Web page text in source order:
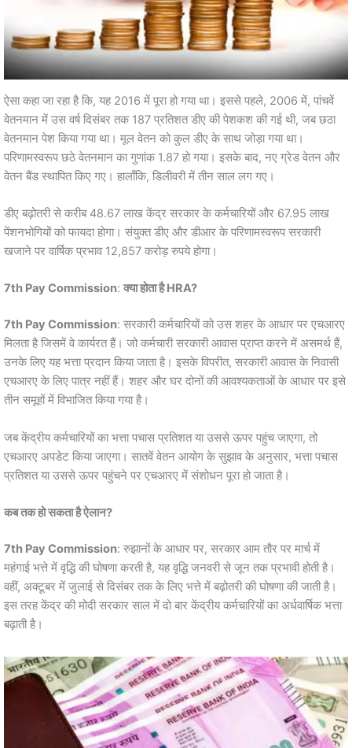
ऐसा कहा जा रहा है कि, यह 2016 में पूरा हो गया था। इससे पहले, 2006 में, पांचवें
वेतनमान में उस वर्ष दिसंबर तक 187 प्रतिशत डीए की पेशकश की गई थी, जब छठा
वेतनमान पेश किया गया था। मूल वेतन को कुल डीए के साथ जोड़ा गया था।
परिणामस्वरूप छठे वेतनमान का गुणांक 1.87 हो गया। इसके बाद, नए ग्रेड वेतन और
वेतन बैंड स्थापित किए गए। हालाँकि, डिलीवरी में तीन साल लग गए।
डीए बढ़ोतरी से करीब 48.67 लाख केंद्र सरकार के कर्मचारियों और 67.95 लाख
पेंशनभोगियों को फायदा होगा। संयुक्त डीए और डीआर के परिणामस्वरूप सरकारी
खजाने पर वार्षिक प्रभाव 12,857 करोड़ रुपये होगा।
7th Pay Commission: क्या होता है HRA?
7th Pay Commission: सरकारी कर्मचारियों को उस शहर के आधार पर एचआरए
मिलता है जिसमें वे कार्यरत हैं। जो कर्मचारी सरकारी आवास प्राप्त करने में असमर्थ हैं,
उनके लिए यह भत्ता प्रदान किया जाता है। इसके विपरीत, सरकारी आवास के निवासी
एचआरए के लिए पात्र नहीं हैं। शहर और घर दोनों की आवश्यकताओं के आधार पर इसे
तीन समूहों में विभाजित किया गया है।
जब केंद्रीय कर्मचारियों का भत्ता पचास प्रतिशत या उससे ऊपर पहुंच जाएगा, तो
एचआरए अपडेट किया जाएगा। सातवें वेतन आयोग के सुझाव के अनुसार, भत्ता पचास
प्रतिशत या उससे ऊपर पहुंचने पर एचआरए में संशोधन पूरा हो जाता है।
कब तक हो सकता है ऐलान?
7th Pay Commission: रुझानों के आधार पर, सरकार आम तौर पर मार्च में
महंगाई भत्ते में वृद्धि की घोषणा करती है, यह वृद्धि जनवरी से जून तक प्रभावी होती है।
वहीं, अक्टूबर में जुलाई से दिसंबर तक के लिए भत्ते में बढ़ोतरी की घोषणा की जाती है।
इस तरह केंद्र की मोदी सरकार साल में दो बार केंद्रीय कर्मचारियों का अर्धवार्षिक भत्ता
बढ़ाती है।